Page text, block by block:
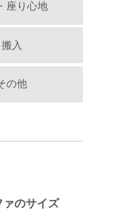
座り心地
搬入
の他
ァのサイズ